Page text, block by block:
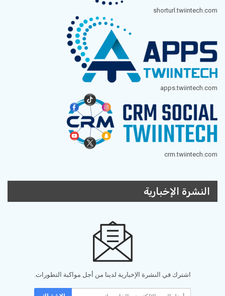
shorturl.twiintech.com
apps.twiintech.com
crm.twiintech.com
النشرة الإخبارية
اشترك في النشرة الإخبارية لدينا من أجل مواكبة التطورات.